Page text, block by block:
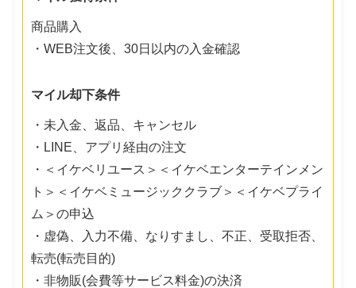
商品購入
・WEB注文後、30日以内の入金確認
マイル却下条件
・未入金、返品、キャンセル
・LINE、アプリ経由の注文
・＜イケベリユース＞＜イケベエンターテインメン
ト＞＜イケベミュージッククラブ＞＜イケベプライ
ム＞の申込
・虚偽、入力不備、なりすまし、不正、受取拒否、
転売(転売目的)
・非物販(会費等サービス料金)の決済